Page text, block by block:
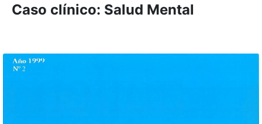
Caso clínico: Salud Mental